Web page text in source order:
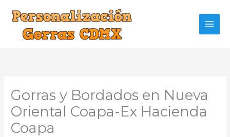
contenido
Gorras y Bordados en Nueva
Oriental Coapa-Ex Hacienda
Coapa